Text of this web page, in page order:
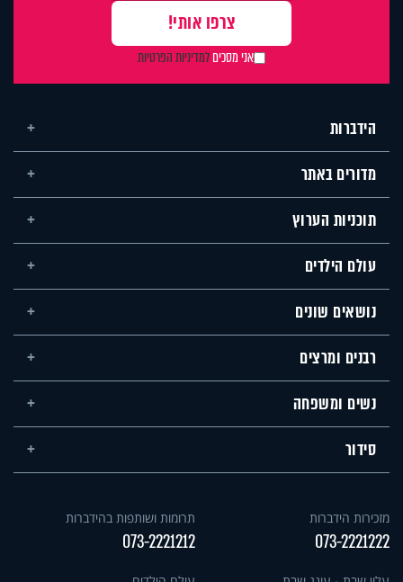
אני מסכיםלמדיניות הפרטיות
הידברות
מדורים באתר
תוכניות הערוץ
עולם הילדים
נושאים שונים
רבנים ומרצים
נשים ומשפחה
סידור
מזכירות הידברות
073-2221222
תרומות ושותפות בהידברות
073-2221212